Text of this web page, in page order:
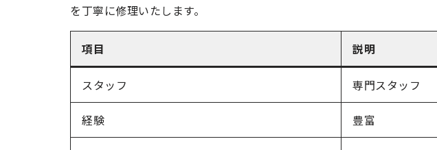
を丁寧に修理いたします。
項目 説明
スタッフ 専門スタッフ
経験 豊富